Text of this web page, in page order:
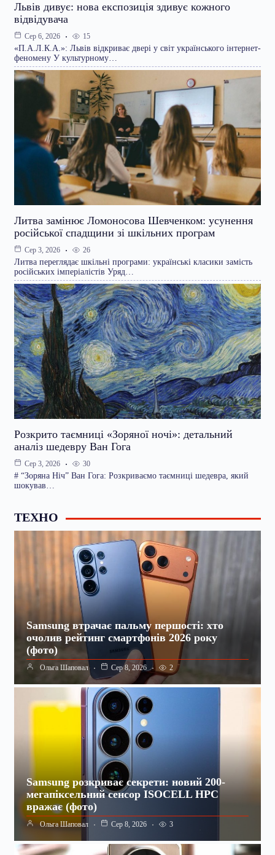
Львів дивує: нова експозиція здивує кожного
відвідувача
Сер 6, 2026 15
«П.А.Л.К.А.»: Львів відкриває двері у світ українського інтернет-
феномену У культурному…
Литва замінює Ломоносова Шевченком: усунення
російської спадщини зі шкільних програм
Сер 3, 2026 26
Литва переглядає шкільні програми: українські класики замість
російських імперіалістів Уряд…
Розкрито таємниці «Зоряної ночі»: детальний
аналіз шедевру Ван Гога
Сер 3, 2026 30
# “Зоряна Ніч” Ван Гога: Розкриваємо таємниці шедевра, який
шокував…
ТЕХНО
Samsung втрачає пальму першості: хто
очолив рейтинг смартфонів 2026 року
(фото)
Ольга Шаповал Сер 8, 2026 2
Samsung розкриває секрети: новий 200-
мегапіксельний сенсор ISOCELL HPC
вражає (фото)
Ольга Шаповал Сер 8, 2026 3